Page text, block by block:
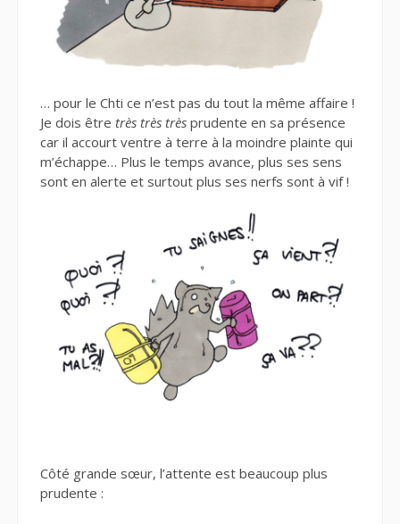
… pour le Chti ce n’est pas du tout la même affaire !
Je dois être très très très prudente en sa présence
car il accourt ventre à terre à la moindre plainte qui
m’échappe… Plus le temps avance, plus ses sens
sont en alerte et surtout plus ses nerfs sont à vif !
Côté grande sœur, l’attente est beaucoup plus
prudente :